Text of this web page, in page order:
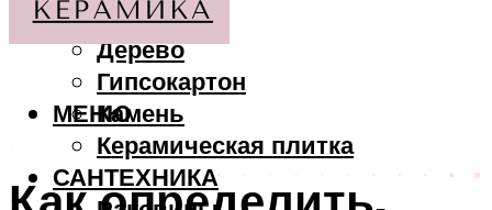
МАТЕРИАЛЫ
Дерево
Гипсокартон
Камень
Керамическая плитка
САНТЕХНИКА
МЕНЮ